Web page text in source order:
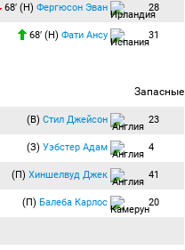
68′ (Н) Фергюсон Эван 28
68′ (Н) Фати Ансу 31
Запасные
(В) Стил Джейсон 23
(З) Уэбстер Адам 4
(П) Хиншелвуд Джек 41
(П) Балеба Карлос 20